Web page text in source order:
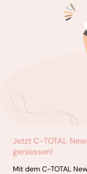
Jetzt C-TOTAL
geniessen!
Mit dem C-TOTAL